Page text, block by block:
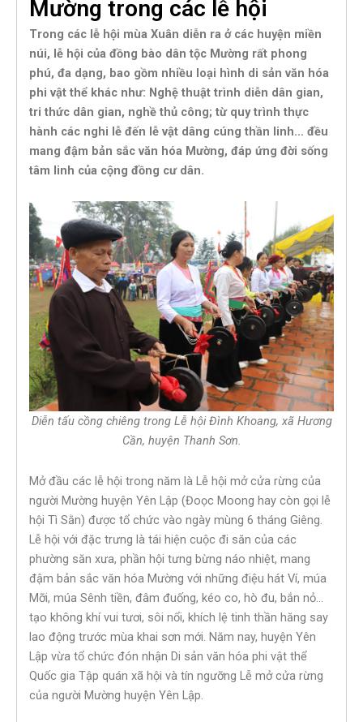
Mường trong các lễ hội
Trong các lễ hội mùa Xuân diễn ra ở các huyện miền
núi, lễ hội của đồng bào dân tộc Mường rất phong
phú, đa dạng, bao gồm nhiều loại hình di sản văn hóa
phi vật thể khác như: Nghệ thuật trình diễn dân gian,
tri thức dân gian, nghề thủ công; từ quy trình thực
hành các nghi lễ đến lễ vật dâng cúng thần linh… đều
mang đậm bản sắc văn hóa Mường, đáp ứng đời sống
tâm linh của cộng đồng cư dân.
Diễn tấu cồng chiêng trong Lễ hội Đình Khoang, xã Hương
Cần, huyện Thanh Sơn.
Mở đầu các lễ hội trong năm là Lễ hội mở cửa rừng của
người Mường huyện Yên Lập (Đoọc Moong hay còn gọi lễ
hội Tì Sằn) được tổ chức vào ngày mùng 6 tháng Giêng.
Lễ hội với đặc trưng là tái hiện cuộc đi săn của các
phường săn xưa, phần hội tưng bừng náo nhiệt, mang
đậm bản sắc văn hóa Mường với những điệu hát Ví, múa
Mỡi, múa Sênh tiền, đâm đuống, kéo co, hò đu, bắn nỏ…
tạo không khí vui tươi, sôi nổi, khích lệ tinh thần hăng say
lao động trước mùa khai sơn mới. Năm nay, huyện Yên
Lập vừa tổ chức đón nhận Di sản văn hóa phi vật thể
Quốc gia Tập quán xã hội và tín ngưỡng Lễ mở cửa rừng
của người Mường huyện Yên Lập.